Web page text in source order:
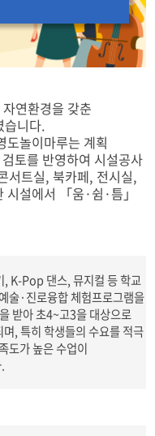
연환경을 갖춘
습니다.
도놀이마루는 계획
토를 반영하여 시설공사
서트실, 북카페, 전시실,
설에서 「움·쉼·틈」
, K-Pop 댄스, 뮤지컬 등 학교
술·진로융합 체험프로그램을
받아 초4~고3을 대상으로
, 특히 학생들의 수요를 적극
도가 높은 수업이